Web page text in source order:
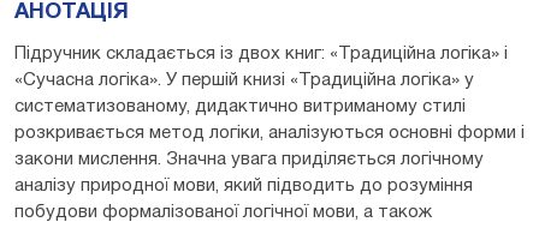
АНОТАЦІЯ
Підручник складається із двох книг: «Традиційна логіка» і
«Сучасна логіка». У першій книзі «Традиційна логіка» у
систематизованому, дидактично витриманому стилі
розкривається метод логіки, аналізуються основні форми і
закони мислення. Значна увага приділяється логічному
аналізу природної мови, який підводить до розуміння
побудови формалізованої логічної мови, а також